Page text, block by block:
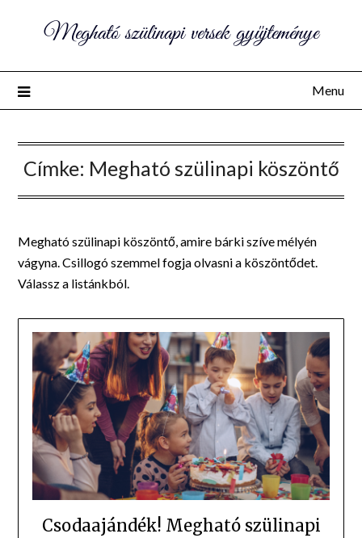
Megható szülinapi versek gyűjteménye
Menu
Címke: Megható szülinapi köszöntő
Megható szülinapi köszöntő, amire bárki szíve mélyén
vágyna. Csillogó szemmel fogja olvasni a köszöntődet.
Válassz a listánkból.
Csodaajándék! Megható szülinapi